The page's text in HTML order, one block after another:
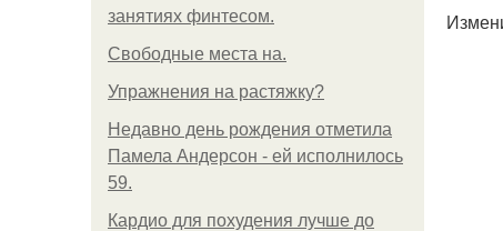
занятиях финтесом.
Свободные места на.
Упражнения на растяжку?
Недавно день рождения отметила
Памела Андерсон - ей исполнилось
59.
Кардио для похудения лучше до